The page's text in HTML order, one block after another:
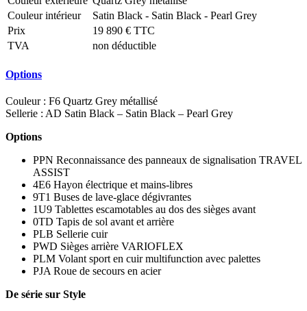
Couleur intérieur
Satin Black - Satin Black - Pearl Grey
Prix
19 890 € TTC
TVA
non déductible
Options
Couleur : F6 Quartz Grey métallisé
Sellerie : AD Satin Black – Satin Black – Pearl Grey
Options
PPN Reconnaissance des panneaux de signalisation TRAVEL
ASSIST
4E6 Hayon électrique et mains-libres
9T1 Buses de lave-glace dégivrantes
1U9 Tablettes escamotables au dos des sièges avant
0TD Tapis de sol avant et arrière
PLB Sellerie cuir
PWD Sièges arrière VARIOFLEX
PLM Volant sport en cuir multifunction avec palettes
PJA Roue de secours en acier
De série sur Style